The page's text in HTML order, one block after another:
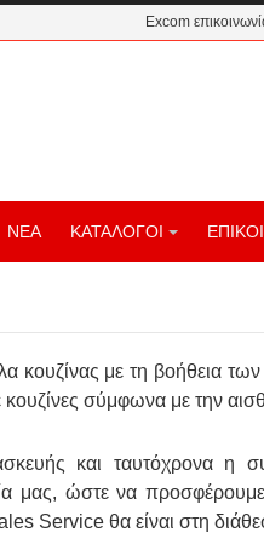
Excom
ΝΕΑ ΚΑΤΑΛΟΓΟΙ
κουζίνας με τη βοήθεια
σύμφωνα με την
και ταυτόχρονα η
μας, ώστε να
Service θα είναι στη